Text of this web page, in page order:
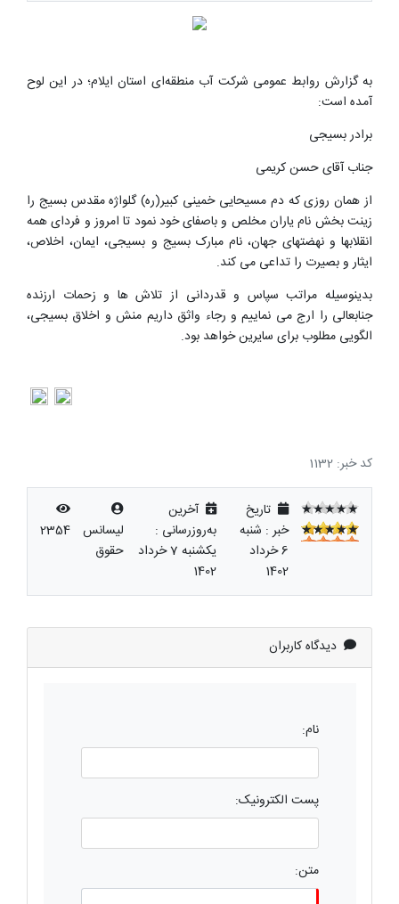
به گزارش روابط عمومی شرکت آب منطقه‌ای استان ایلام؛ در این لوح
آمده است:
برادر بسیجی
جناب آقای حسن کریمی
از همان روزی که دم مسیحایی خمینی کبیر(ره) گلواژه مقدس بسیج را
زینت بخش نام یاران مخلص و باصفای خود نمود تا امروز ‌و فردای همه
انقلابها و نهضتهای جهان، نام مبارک بسیج و بسیجی، ایمان، اخلاص،
ایثار و بصیرت را تداعی می کند.
بدینوسیله مراتب سپاس و قدردانی از تلاش ها و زحمات ارزنده
جنابعالی را ارج می نماییم و رجاء واثق داریم منش و اخلاق بسیجی،
الگویی مطلوب برای سایرین خواهد بود.
کد خبر: 1132
★★★★★
★★★★★
★★★★★
تاریخ
خبر : شنبه
6 خرداد
1402
آخرین
به‌روزرسانی :
یکشنبه 7 خرداد
1402
لیسانس
حقوق
2354
دیدگاه کاربران
نام:
پست الکترونیک:
متن: